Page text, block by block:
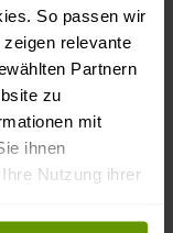
So passen wir
relevante
Partnern
zu
mit
ihnen
Nutzung ihrer
der
Bild der zu